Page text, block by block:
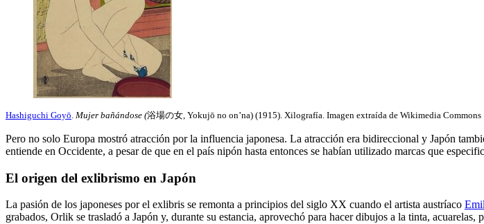
Hashiguchi Goyō Mujer bañándose (浴場の女, Yokujō no on’na) (1915). Xilografía. Imagen extraída de Wikimedia Commons
Pero no solo Europa mostró atracción por la influencia japonesa. La atracción era bidireccional y Japón
entiende en Occidente, a pesar de que en el país nipón hasta entonces se habían utilizado marcas que
El origen del exlibrismo en Japón
La pasión de los japoneses por el exlibris se remonta a principios del siglo XX cuando el artista austríaco
grabados, Orlik se trasladó a Japón y, durante su estancia, aprovechó para hacer dibujos a la tinta,